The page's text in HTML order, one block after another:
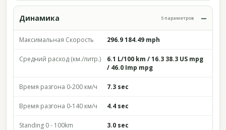
Динамика 5 параметров
Максимальная Скорость 296.9 184.49 mph
Средний расход (км./литр.)
6.1 L/100 km / 16.3 38.3 US mpg
/ 46.0 Imp mpg
Время разгона 0-200 км/ч 7.3 sec
Время разгона 0-140 км/ч 4.4 sec
Standing 0 - 100km 3.0 sec